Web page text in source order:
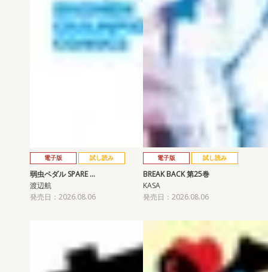
電子版 試し読み
弱虫ペダル SPARE …
渡辺航
発売日：2026.08.06
電子版 試し読み
BREAK BACK 第25巻
KASA
発売日：2026.08.06